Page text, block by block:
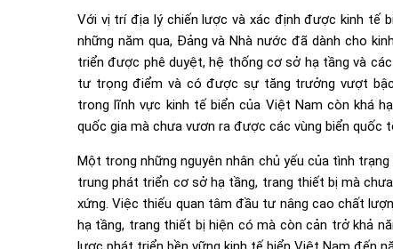
Với vị trí địa lý chiến lược và xác định được kinh tế
những năm qua, Đảng và Nhà nước đã dành cho
triển được phê duyệt, hệ thống cơ sở hạ tầng và
tư trọng điểm và có được sự tăng trưởng vượt
trong lĩnh vực kinh tế biển của Việt Nam còn khá
quốc gia mà chưa vươn ra được các vùng biển quốc
Một trong những nguyên nhân chủ yếu của tình
trung phát triển cơ sở hạ tầng, trang thiết bị mà
xứng. Việc thiếu quan tâm đầu tư nâng cao chất
hạ tầng, trang thiết bị hiện có mà còn cản trở khả